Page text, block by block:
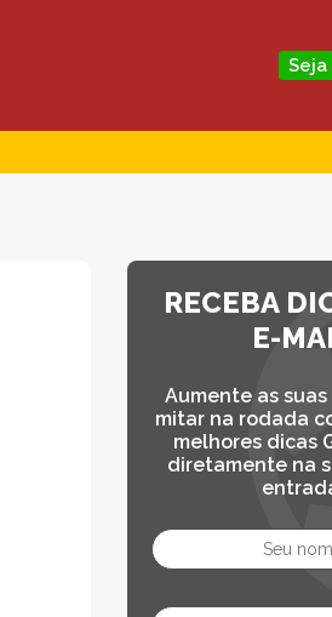
Seja
RECEBA
E-
Aumente as
mitar na rodada
melhores dicas
diretamente na